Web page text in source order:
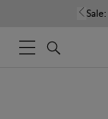
Sale: